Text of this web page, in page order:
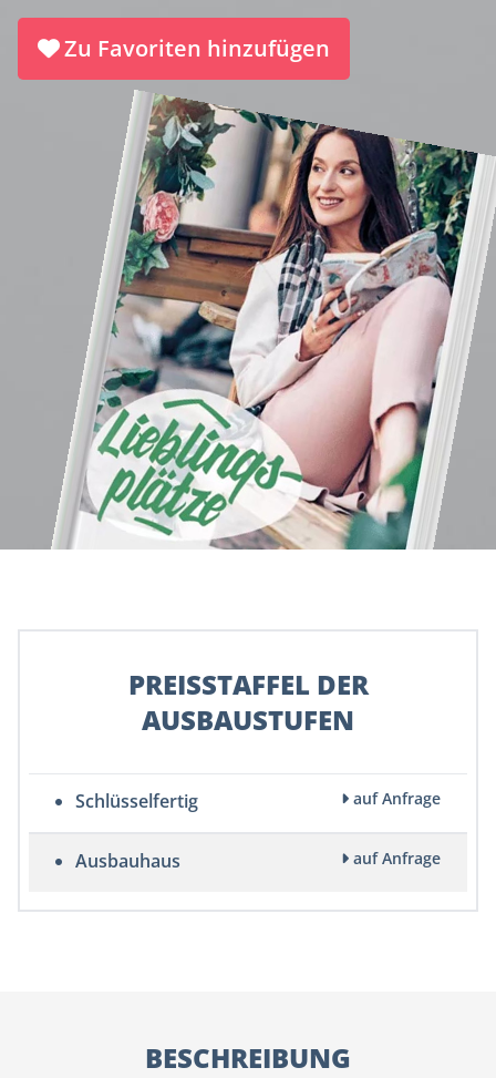
Zu Favoriten hinzufügen
PREISSTAFFEL DER
AUSBAUSTUFEN
Schlüsselfertig auf Anfrage
Ausbauhaus auf Anfrage
BESCHREIBUNG